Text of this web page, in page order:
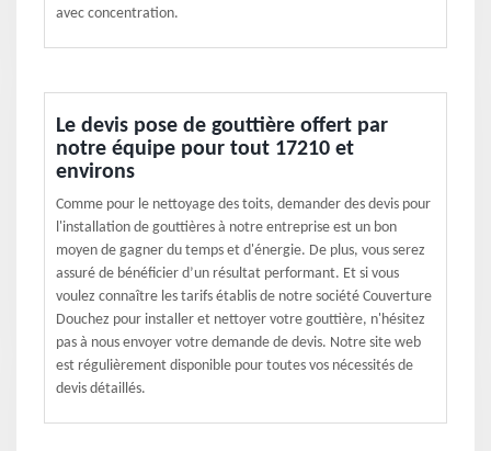
avec concentration.
Le devis pose de gouttière offert par
notre équipe pour tout 17210 et
environs
Comme pour le nettoyage des toits, demander des devis pour
l'installation de gouttières à notre entreprise est un bon
moyen de gagner du temps et d'énergie. De plus, vous serez
assuré de bénéficier d’un résultat performant. Et si vous
voulez connaître les tarifs établis de notre société Couverture
Douchez pour installer et nettoyer votre gouttière, n'hésitez
pas à nous envoyer votre demande de devis. Notre site web
est régulièrement disponible pour toutes vos nécessités de
devis détaillés.